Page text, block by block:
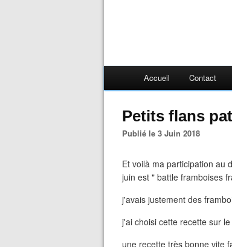
Accueil Contact
Petits flans
Publié le 3 Juin 2018
Et voilà ma participation au
juin est " battle framboises
j'avais justement des
j'ai choisi cette recette sur
une recette très bonne vite